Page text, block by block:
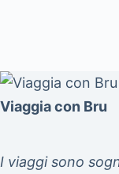
Viaggia con Bru
I viaggi sono